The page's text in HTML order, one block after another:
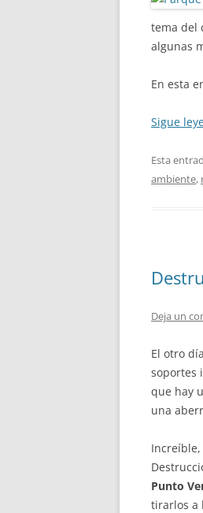
tema del
algunas
En esta
Sigue
Esta
ambiente,
Deja un
El otro
soportes
que hay
una
Punto
tirarlos a